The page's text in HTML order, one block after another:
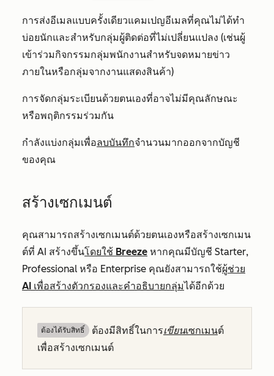
การส่งอีเมลแบบครั้งเดียวแคมเปญอีเมลที่คุณไม่ได้ทำ
บ่อยนักและสำหรับกลุ่มผู้ติดต่อที่ไม่เปลี่ยนแปลง (เช่นผู้
เข้าร่วมกิจกรรมกลุ่มพนักงานสำหรับจดหมายข่าว
ภายในหรือกลุ่มจากงานแสดงสินค้า)
การจัดกลุ่มระเบียนด้วยตนเองที่อาจไม่มีคุณลักษณะ
หรือพฤติกรรมร่วมกัน
กำลังแบ่งกลุ่มเพื่อลบบันทึกจำนวนมากออกจากบัญชี
ของคุณ
สร้างเซกเมนต์
คุณสามารถสร้างเซกเมนต์ด้วยตนเองหรือสร้างเซกเมน
ต์ที่ AI สร้างขึ้นโดยใช้ Breeze หากคุณมีบัญชี Starter,
Professional หรือ Enterprise คุณยังสามารถใช้ผู้ช่วย
AI เพื่อสร้างตัวกรองและคำอธิบายกลุ่มได้อีกด้วย
ต้องได้รับสิทธิ์​ ต้องมีสิทธิ์ในการเขียนเซกเมนต์
เพื่อสร้างเซกเมนต์